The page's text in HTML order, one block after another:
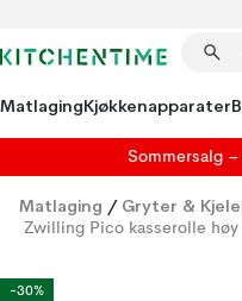
MatlagingKjøkkenapparater
Sommersalg –
Matlaging / Gryter &
Zwilling Pico kasserolle høy
-30%